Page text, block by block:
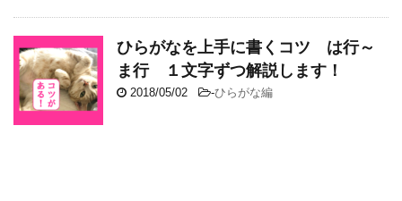
ひらがなを上手に書くコツ は行～
ま行 １文字ずつ解説します！
2018/05/02 -ひらがな編